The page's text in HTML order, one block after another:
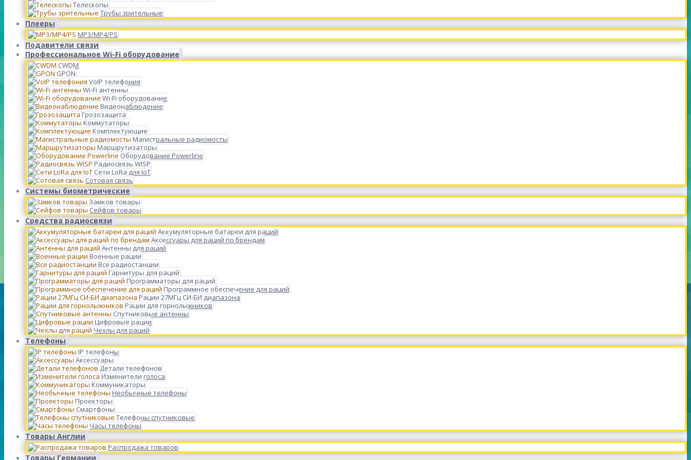
Телескопы
Трубы зрительные
Плееры
MP3/MP4/PS
Подавители связи
Профессиональное Wi-Fi оборудование
CWDM
GPON
VoIP телефония
Wi-Fi антенны
Wi-Fi оборудование
Видеонаблюдение
Грозозащита
Коммутаторы
Комплектующие
Магистральные радиомосты
Маршрутизаторы
Оборудование Powerline
Радиосвязь WISP
Сети LoRa для IoT
Сотовая связь
Системы биометрические
Замков товары
Сейфов товары
Средства радиосвязи
Аккумуляторные батареи для раций
Аксессуары для раций по брендам
Антенны для раций
Военные рации
Все радиостанции
Гарнитуры для раций
Программаторы для раций
Программное обеспечение для раций
Рации 27МГц СИ-БИ диапазона
Рации для горнолыжников
Спутниковые антенны
Цифровые рации
Чехлы для раций
Телефоны
IP телефоны
Аксессуары
Детали телефонов
Изменители голоса
Коммуникаторы
Необычные телефоны
Проекторы
Смартфоны
Телефоны спутниковые
Часы телефоны
Товары Англии
Распродажа товаров
Товары Германии